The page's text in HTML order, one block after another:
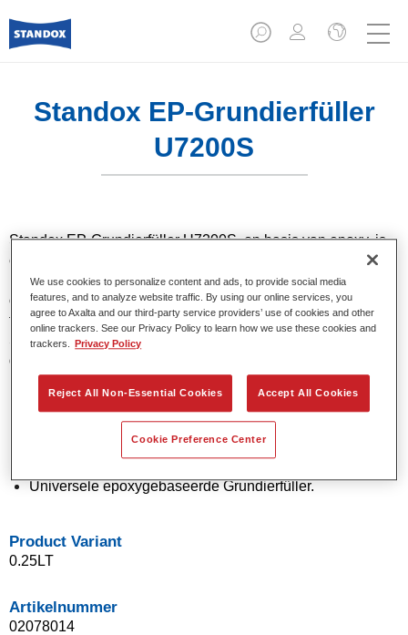
Standox EP-Grundierfüller
U7200S
Standox EP-Grundierfüller U7200S, op basis van epoxy, is
een universele, chromaatvrije vullende grondverf die
bescherming biedt tegen corrosie op stalen en verzinkte
ondergronden. Het biedt een prima isolatie voor
thermoplastische ondergronden en is ook beschikbaar in de
SprayMax spuitbus voor kleinere reparaties en
doorgeschuurde zones.
Product- eigenschappen
Goede isolerende eigenschappen.
Geschikt voor IR-droging.
Universele epoxygebaseerde Grundierfüller.
Product Variant
0.25LT
Artikelnummer
02078014
We use cookies to personalize content and ads, to provide social media
features, and to analyze website traffic. By using our online services, you
agree to Axalta and our third-party service providers’ use of cookies and other
online trackers. See our Privacy Policy to learn how we use these cookies and
trackers.
Privacy Policy
Reject All Non-Essential Cookies Accept All Cookies
Cookie Preference Center